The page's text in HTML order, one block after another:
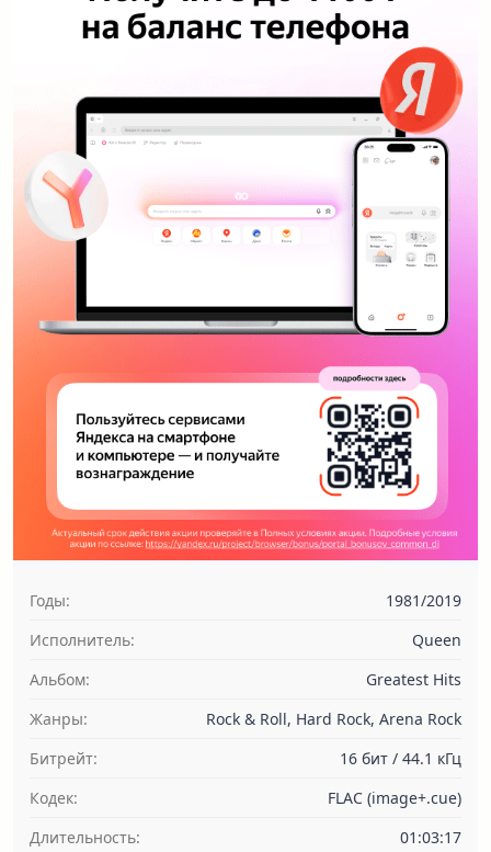
Годы:
1981/2019
Исполнитель:
Queen
Альбом:
Greatest Hits
Жанры:
Rock & Roll, Hard Rock, Arena Rock
Битрейт:
16 бит / 44.1 кГц
Кодек:
FLAC (image+.cue)
Длительность:
01:03:17